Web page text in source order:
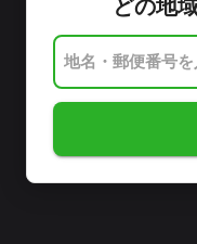
どの地